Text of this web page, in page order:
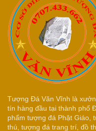
Tượng Đá Văn Vĩnh là
tín hàng đầu tại thành phố
phẩm tượng đá Phật Giáo,
thú, tượng đá trang trí, đồ